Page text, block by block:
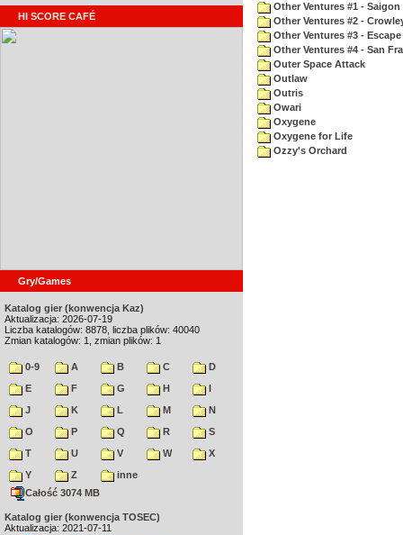
HI SCORE CAFÉ
Gry/Games
Katalog gier (konwencja Kaz)
Aktualizacja: 2026-07-19
Liczba katalogów: 8878, liczba plików: 40040
Zmian katalogów: 1, zmian plików: 1
0-9 A B C
D
E
F G H
I
J
K L M
N
O
P Q R
S
T
U V W
X
Y
Z
inne
Całość 3074 MB
Katalog gier (konwencja TOSEC)
Aktualizacja: 2021-07-11
Other Ventures #1 -
Other Ventures #2 -
Other Ventures #3 -
Other Ventures #4 - San
Outer Space Attack
Outlaw
Outris
Owari
Oxygene
Oxygene for Life
Ozzy's Orchard